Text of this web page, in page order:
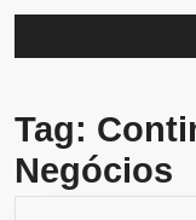
Tag:
Negócios